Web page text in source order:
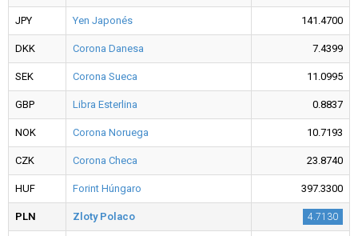
JPY Yen Japonés 141.4700
DKK Corona Danesa 7.4399
SEK Corona Sueca 11.0995
GBP Libra Esterlina 0.8837
NOK Corona Noruega 10.7193
CZK Corona Checa 23.8740
HUF Forint Húngaro 397.3300
PLN Zloty Polaco 4.7130